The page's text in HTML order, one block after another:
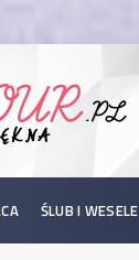
ŚLUB I WESELE